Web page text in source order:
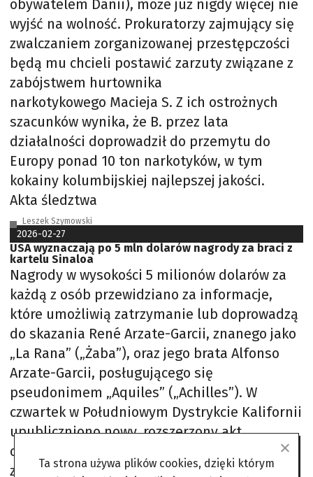
obywatelem Danii), może już nigdy więcej nie
wyjść na wolność. Prokuratorzy zajmujący się
zwalczaniem zorganizowanej przestępczości
będą mu chcieli postawić zarzuty związane z
zabójstwem hurtownika
narkotykowego Macieja S. Z ich ostrożnych
szacunków wynika, że B. przez lata
działalności doprowadził do przemytu do
Europy ponad 10 ton narkotyków, w tym
kokainy kolumbijskiej najlepszej jakości.
Akta śledztwa
Leszek Szymowski
2026-02-27
USA wyznaczają po 5 mln dolarów nagrody za braci z
kartelu Sinaloa
Nagrody w wysokości 5 milionów dolarów za
każdą z osób przewidziano za informacje,
które umożliwią zatrzymanie lub doprowadzą
do skazania René Arzate-Garcii, znanego jako
„La Rana” („Żaba”), oraz jego brata Alfonso
Arzate-Garcii, posługującego się
pseudonimem „Aquiles” („Achilles”). W
czwartek w Południowym Dystrykcie Kalifornii
upubliczniono nowy, rozszerzony akt
oskarżenia, w którym René Arzate-Garcii
zarzucono m.in. narkoterroryzm,
Ta strona używa plików cookies, dzięki którym